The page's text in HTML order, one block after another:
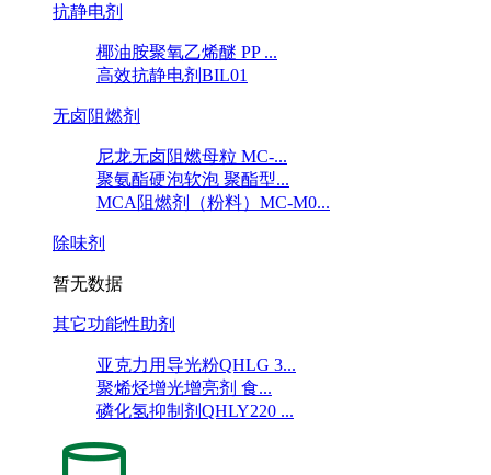
抗静电剂
椰油胺聚氧乙烯醚 PP ...
高效抗静电剂BIL01
无卤阻燃剂
尼龙无卤阻燃母粒 MC-...
聚氨酯硬泡软泡 聚酯型...
MCA阻燃剂（粉料）MC-M0...
除味剂
暂无数据
其它功能性助剂
亚克力用导光粉QHLG 3...
聚烯烃增光增亮剂 食...
磷化氢抑制剂QHLY220 ...